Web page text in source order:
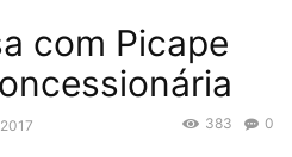
com Picape
0
383